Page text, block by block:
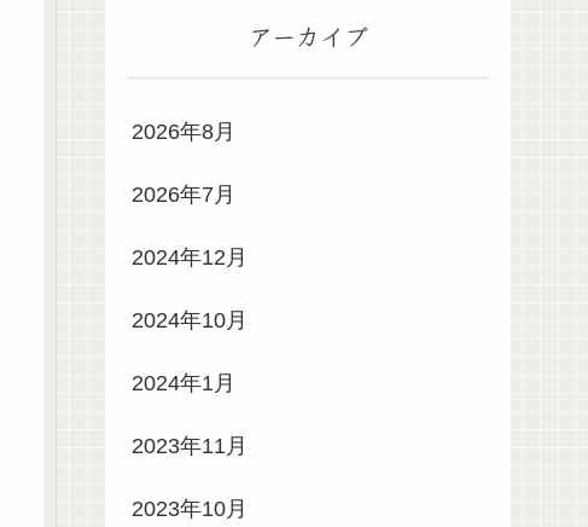
アーカイブ
2026年8月
2026年7月
2024年12月
2024年10月
2024年1月
2023年11月
2023年10月